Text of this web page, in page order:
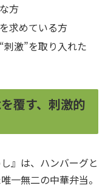
方
求めている方
激”を取り入れた
覆す、刺激的
』は、ハンバーグと
一無二の中華弁当。